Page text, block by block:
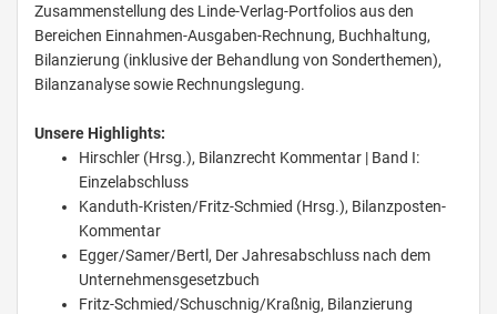
Zusammenstellung des Linde-Verlag-Portfolios aus den
Bereichen Einnahmen-Ausgaben-Rechnung, Buchhaltung,
Bilanzierung (inklusive der Behandlung von Sonderthemen),
Bilanzanalyse sowie Rechnungslegung.
Unsere Highlights:
Hirschler (Hrsg.), Bilanzrecht Kommentar | Band I:
Einzelabschluss
Kanduth-Kristen/Fritz-Schmied (Hrsg.), Bilanzposten-
Kommentar
Egger/Samer/Bertl, Der Jahresabschluss nach dem
Unternehmensgesetzbuch
Fritz-Schmied/Schuschnig/Kraßnig, Bilanzierung